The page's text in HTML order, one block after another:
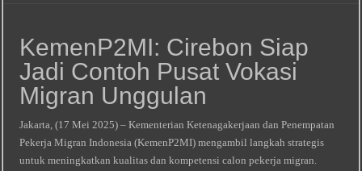
KemenP2MI: Cirebon Siap
Jadi Contoh Pusat Vokasi
Migran Unggulan
Jakarta, (17 Mei 2025) – Kementerian Ketenagakerjaan dan Penempatan
Pekerja Migran Indonesia (KemenP2MI) mengambil langkah strategis
untuk meningkatkan kualitas dan kompetensi calon pekerja migran.